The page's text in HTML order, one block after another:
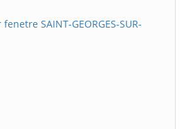
SAINT-GEORGES-SUR-